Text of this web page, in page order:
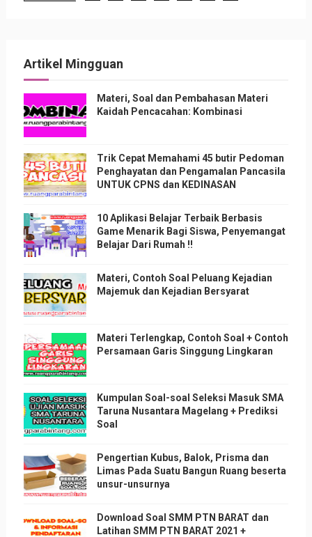
Artikel Mingguan
Materi, Soal dan Pembahasan Materi
Kaidah Pencacahan: Kombinasi
Trik Cepat Memahami 45 butir Pedoman
Penghayatan dan Pengamalan Pancasila
UNTUK CPNS dan KEDINASAN
10 Aplikasi Belajar Terbaik Berbasis
Game Menarik Bagi Siswa, Penyemangat
Belajar Dari Rumah !!
Materi, Contoh Soal Peluang Kejadian
Majemuk dan Kejadian Bersyarat
Materi Terlengkap, Contoh Soal + Contoh
Persamaan Garis Singgung Lingkaran
Kumpulan Soal-soal Seleksi Masuk SMA
Taruna Nusantara Magelang + Prediksi
Soal
Pengertian Kubus, Balok, Prisma dan
Limas Pada Suatu Bangun Ruang beserta
unsur-unsurnya
Download Soal SMM PTN BARAT dan
Latihan SMM PTN BARAT 2021 +